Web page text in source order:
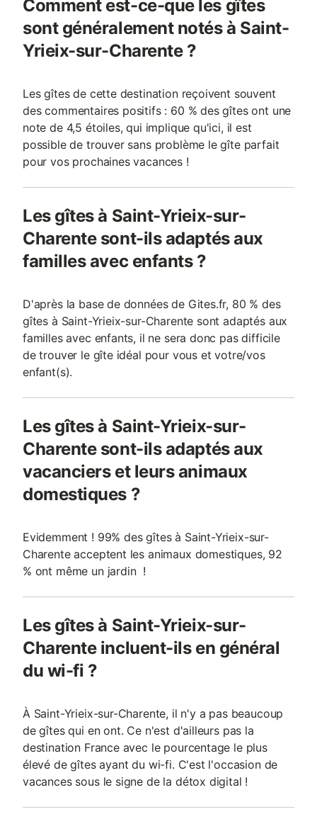
Comment est-ce-que les gîtes
sont généralement notés à Saint-
Yrieix-sur-Charente ?
Les gîtes de cette destination reçoivent souvent
des commentaires positifs : 60 % des gîtes ont une
note de 4,5 étoiles, qui implique qu'ici, il est
possible de trouver sans problème le gîte parfait
pour vos prochaines vacances !
Les gîtes à Saint-Yrieix-sur-
Charente sont-ils adaptés aux
familles avec enfants ?
D'après la base de données de Gites.fr, 80 % des
gîtes à Saint-Yrieix-sur-Charente sont adaptés aux
familles avec enfants, il ne sera donc pas difficile
de trouver le gîte idéal pour vous et votre/vos
enfant(s).
Les gîtes à Saint-Yrieix-sur-
Charente sont-ils adaptés aux
vacanciers et leurs animaux
domestiques ?
Evidemment ! 99% des gîtes à Saint-Yrieix-sur-
Charente acceptent les animaux domestiques, 92
% ont même un jardin !
Les gîtes à Saint-Yrieix-sur-
Charente incluent-ils en général
du wi-fi ?
À Saint-Yrieix-sur-Charente, il n'y a pas beaucoup
de gîtes qui en ont. Ce n'est d'ailleurs pas la
destination France avec le pourcentage le plus
élevé de gîtes ayant du wi-fi. C'est l'occasion de
vacances sous le signe de la détox digital !